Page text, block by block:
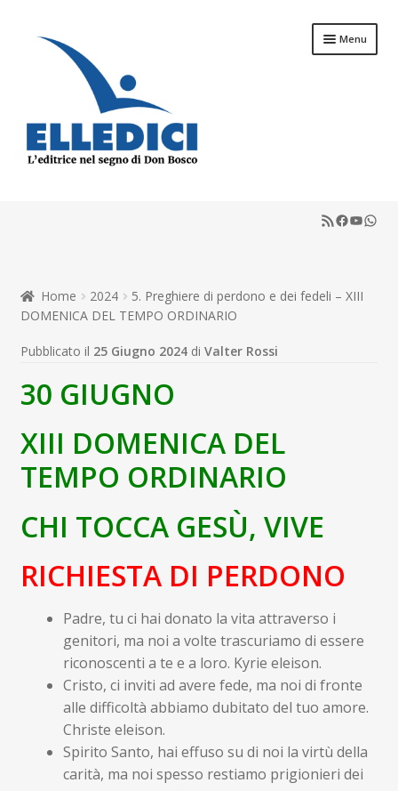
Vai
navigazione
Vai
contenuto
Menu
menu
Espandi
il
Sussidi
Riviste
Scuola
Don Bosco
RSS FeedFacebook
Home 2024
5. Preghiere di perdono e dei fedeli – XIII
DOMENICA DEL TEMPO ORDINARIO
Pubblicato il 25 Giugno 2024 di Valter Rossi
30 GIUGNO
XIII DOMENICA DEL
TEMPO ORDINARIO
CHI TOCCA GESÙ, VIVE
RICHIESTA DI PERDONO
Padre, tu ci hai donato la vita attraverso i
genitori, ma noi a volte trascuriamo di essere
riconoscenti a te e a loro. Kyrie eleison.
Cristo, ci inviti ad avere fede, ma noi di fronte
alle difficoltà abbiamo dubitato del tuo amore.
Christe eleison.
Spirito Santo, hai effuso su di noi la virtù della
carità, ma noi spesso restiamo prigionieri dei